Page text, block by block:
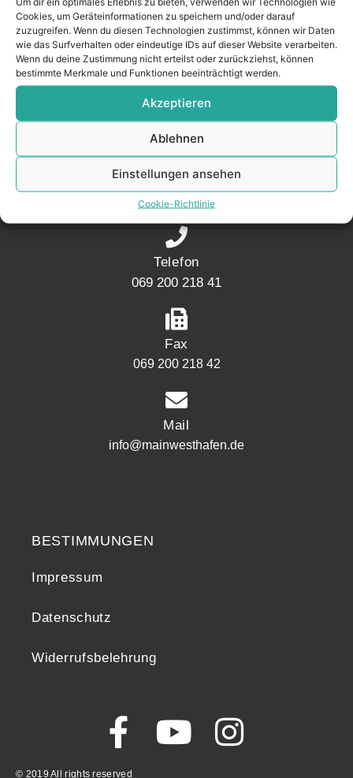
Cookies, um Geräteinformationen zu speichern und/oder darauf
zuzugreifen. Wenn du diesen Technologien zustimmst, können wir Daten
wie das Surfverhalten oder eindeutige IDs auf dieser Website verarbeiten.
Wenn du deine Zustimmung nicht erteilst oder zurückziehst, können
bestimmte Merkmale und Funktionen beeinträchtigt werden.
Akzeptieren
Ablehnen
Einstellungen ansehen
Cookie-Richtlinie
aus der
Nachbarschaft.
– seit 2017.
Adresse
Mainwesthafen Immobilien Speicherstraße 5
60327 Frankfurt
Telefon
069 200 218 41
Fax
069 200 218 42
Mail
info@mainwesthafen.de
BESTIMMUNGEN
Impressum
Datenschutz
Widerrufsbelehrung
© 2019 All rights reserved